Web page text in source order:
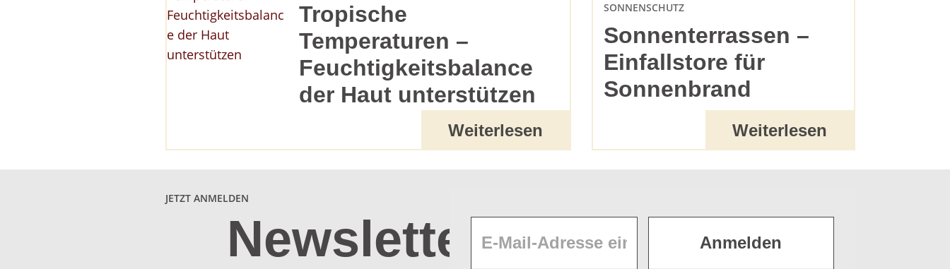
Tropische
Temperaturen –
Feuchtigkeitsbalance
der Haut unterstützen
Weiterlesen
Sonnenterrassen –
Einfallstore für
Sonnenbrand
SONNENSCHUTZ
Weiterlesen
JETZT ANMELDEN
Newsletter